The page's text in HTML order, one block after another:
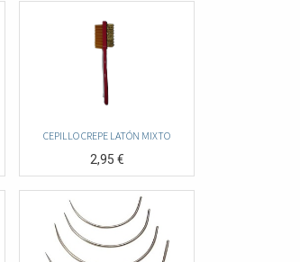
CEPILLO CREPE LATÓN MIXTO
2,95€